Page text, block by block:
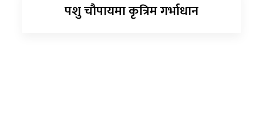
पशु चौपायमा कृत्रिम गर्भाधान